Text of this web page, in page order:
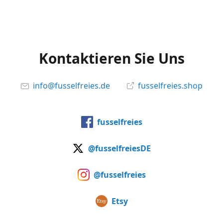
Kontaktieren Sie Uns
info@fusselfreies.de fusselfreies.shop
fusselfreies
@fusselfreiesDE
@fusselfreies
Etsy